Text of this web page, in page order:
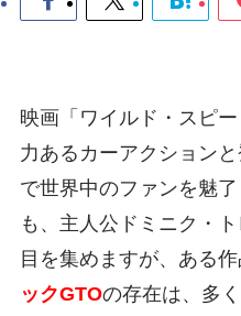
映画「ワイルド・スピ
力あるカーアクション
で世界中のファンを魅
も、主人公ドミニク・
目を集めますが、ある
ックGTOの存在は、多